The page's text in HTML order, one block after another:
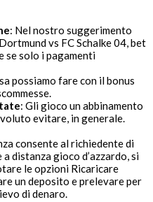
: Nel nostro suggerimento
vs FC Schalke 04, bet
se solo i pagamenti
possiamo fare con il bonus
: Gli gioco un abbinamento
evitare, in generale.
consente al richiedente di
distanza gioco d’azzardo, si
le opzioni Ricaricare
un deposito e prelevare per
di denaro.